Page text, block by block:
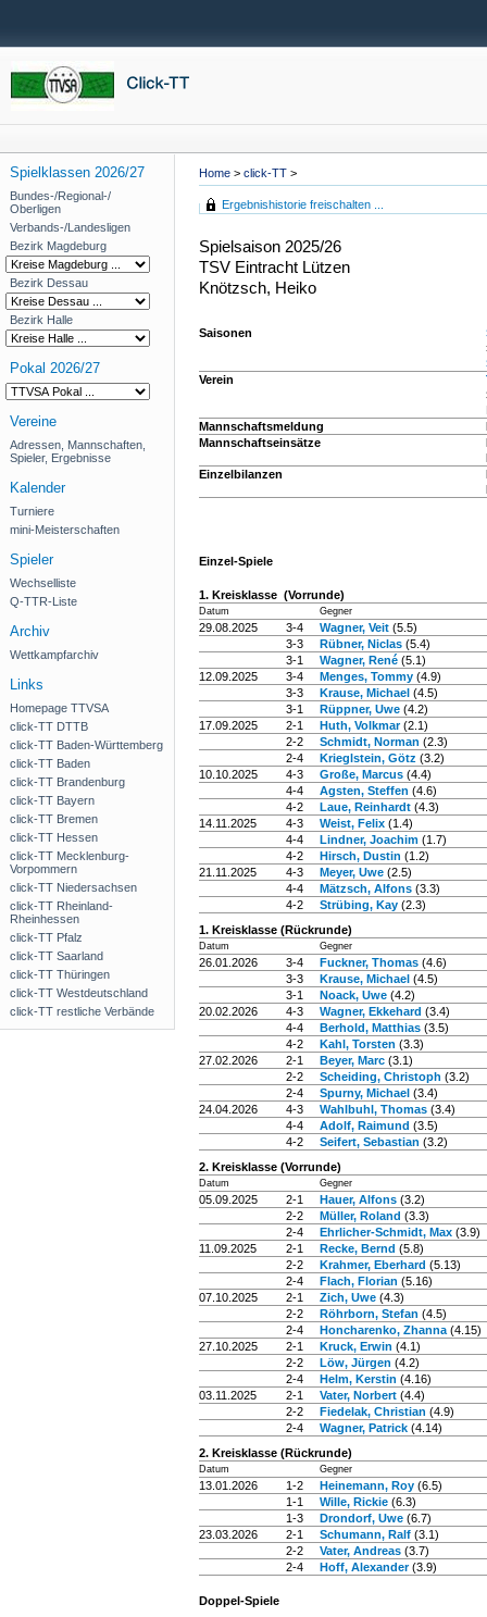
Home > click-TT >
Spielklassen 2026/27
Bundes-/Regional-/
Oberligen
Verbands-/Landesligen
Bezirk Magdeburg
Bezirk Dessau
Bezirk Halle
Pokal 2026/27
Vereine
Adressen, Mannschaften,
Spieler, Ergebnisse
Kalender
Turniere
mini-Meisterschaften
Spieler
Wechselliste
Q-TTR-Liste
Archiv
Wettkampfarchiv
Links
Homepage TTVSA
click-TT DTTB
click-TT Baden-Württemberg
click-TT Baden
click-TT Brandenburg
click-TT Bayern
click-TT Bremen
click-TT Hessen
click-TT Mecklenburg-
Vorpommern
click-TT Niedersachsen
click-TT Rheinland-
Rheinhessen
click-TT Pfalz
click-TT Saarland
click-TT Thüringen
click-TT Westdeutschland
click-TT restliche Verbände
Ergebnishistorie freischalten ...
Spielsaison 2025/26
TSV Eintracht Lützen
Knötzsch, Heiko
Saisonen
Verein
Mannschaftsmeldung
Mannschaftseinsätze
Einzelbilanzen
Einzel-Spiele
1. Kreisklasse (Vorrunde)
Datum Gegner
29.08.2025 3-4 Wagner, Veit (5.5)
3-3
Rübner, Niclas (5.4)
3-1
Wagner, René (5.1)
12.09.2025
3-4 Menges, Tommy (4.9)
3-3
Krause, Michael (4.5)
3-1
Rüppner, Uwe (4.2)
17.09.2025
2-1 Huth, Volkmar(2.1)
2-2
Schmidt, Norman (2.3)
2-4
Krieglstein, Götz (3.2)
10.10.2025
4-3 Große, Marcus (4.4)
4-4
Agsten, Steffen (4.6)
4-2
Laue, Reinhardt (4.3)
14.11.2025
4-3 Weist, Felix (1.4)
4-4
Lindner, Joachim (1.7)
4-2
Hirsch, Dustin (1.2)
21.11.2025
4-3 Meyer, Uwe (2.5)
4-4
Mätzsch, Alfons (3.3)
4-2
Strübing, Kay (2.3)
1. Kreisklasse (Rückrunde)
Datum Gegner
26.01.2026 3-4 Fuckner, Thomas (4.6)
3-3
Krause, Michael (4.5)
3-1
Noack, Uwe (4.2)
20.02.2026
4-3 Wagner, Ekkehard (3.4)
4-4
Berhold, Matthias (3.5)
4-2
Kahl, Torsten (3.3)
27.02.2026
2-1 Beyer, Marc (3.1)
2-2
Scheiding, Christoph (3.2)
2-4
Spurny, Michael (3.4)
24.04.2026
4-3 Wahlbuhl, Thomas (3.4)
4-4
Adolf, Raimund (3.5)
4-2
Seifert, Sebastian (3.2)
2. Kreisklasse (Vorrunde)
Datum Gegner
05.09.2025 2-1 Hauer, Alfons (3.2)
2-2
Müller, Roland (3.3)
2-4
Ehrlicher-Schmidt, Max (3.9)
11.09.2025
2-1 Recke, Bernd (5.8)
2-2
Krahmer, Eberhard (5.13)
2-4
Flach, Florian (5.16)
07.10.2025
2-1 Zich, Uwe (4.3)
2-2
Röhrborn, Stefan (4.5)
2-4
Honcharenko, Zhanna (4.15)
27.10.2025
2-1 Kruck, Erwin (4.1)
2-2
Löw, Jürgen (4.2)
2-4
Helm, Kerstin (4.16)
03.11.2025
2-1 Vater, Norbert (4.4)
2-2
Fiedelak, Christian (4.9)
2-4
Wagner, Patrick (4.14)
2. Kreisklasse (Rückrunde)
Datum Gegner
13.01.2026 1-2 Heinemann, Roy (6.5)
1-1
Wille, Rickie (6.3)
1-3
Drondorf, Uwe (6.7)
23.03.2026
2-1 Schumann, Ralf (3.1)
2-2
Vater, Andreas (3.7)
2-4
Hoff, Alexander(3.9)
Doppel-Spiele